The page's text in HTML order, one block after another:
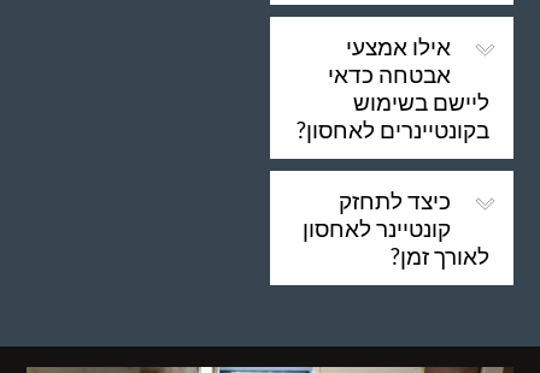
אילו אמצעי
אבטחה כדאי
ליישם בשימוש
בקונטיינרים לאחסון?
כיצד לתחזק
קונטיינר לאחסון
לאורך זמן?